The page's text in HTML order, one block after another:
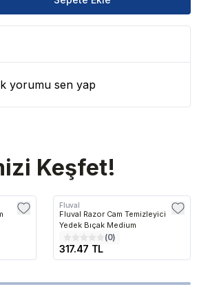
yorumu sen yap
Keşfet!
Fluval
Fluval Razor Cam Temizleyici
Yedek Bıçak Medium
(0)
317.47 TL